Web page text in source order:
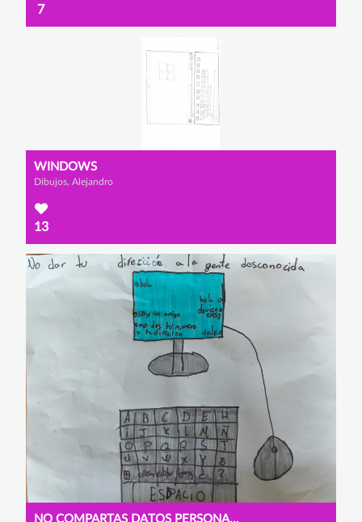
7
WINDOWS
Dibujos, Alejandro
13
NO COMPARTAS DATOS PERSONALES